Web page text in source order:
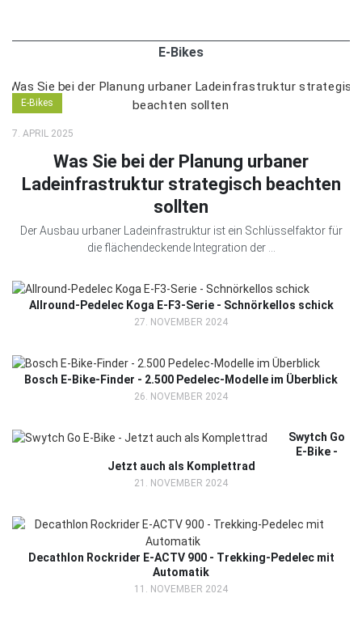
E-Bikes
E-Bikes
7. APRIL 2025
Was Sie bei der Planung urbaner
Ladeinfrastruktur strategisch beachten
sollten
Der Ausbau urbaner Ladeinfrastruktur ist ein Schlüsselfaktor für
die flächendeckende Integration der ...
Allround-Pedelec Koga E-F3-Serie - Schnörkellos schick
27. NOVEMBER 2024
Bosch E-Bike-Finder - 2.500 Pedelec-Modelle im Überblick
26. NOVEMBER 2024
Swytch Go
E-Bike -
Jetzt auch als Komplettrad
21. NOVEMBER 2024
Decathlon Rockrider E-ACTV 900 - Trekking-Pedelec mit
Automatik
11. NOVEMBER 2024